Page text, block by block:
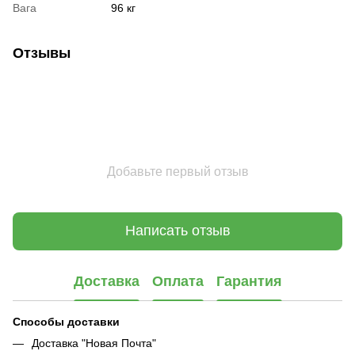
Вага
96 кг
Отзывы
Добавьте первый отзыв
Написать отзыв
Доставка Оплата Гарантия
Способы доставки
Доставка "Новая Почта"